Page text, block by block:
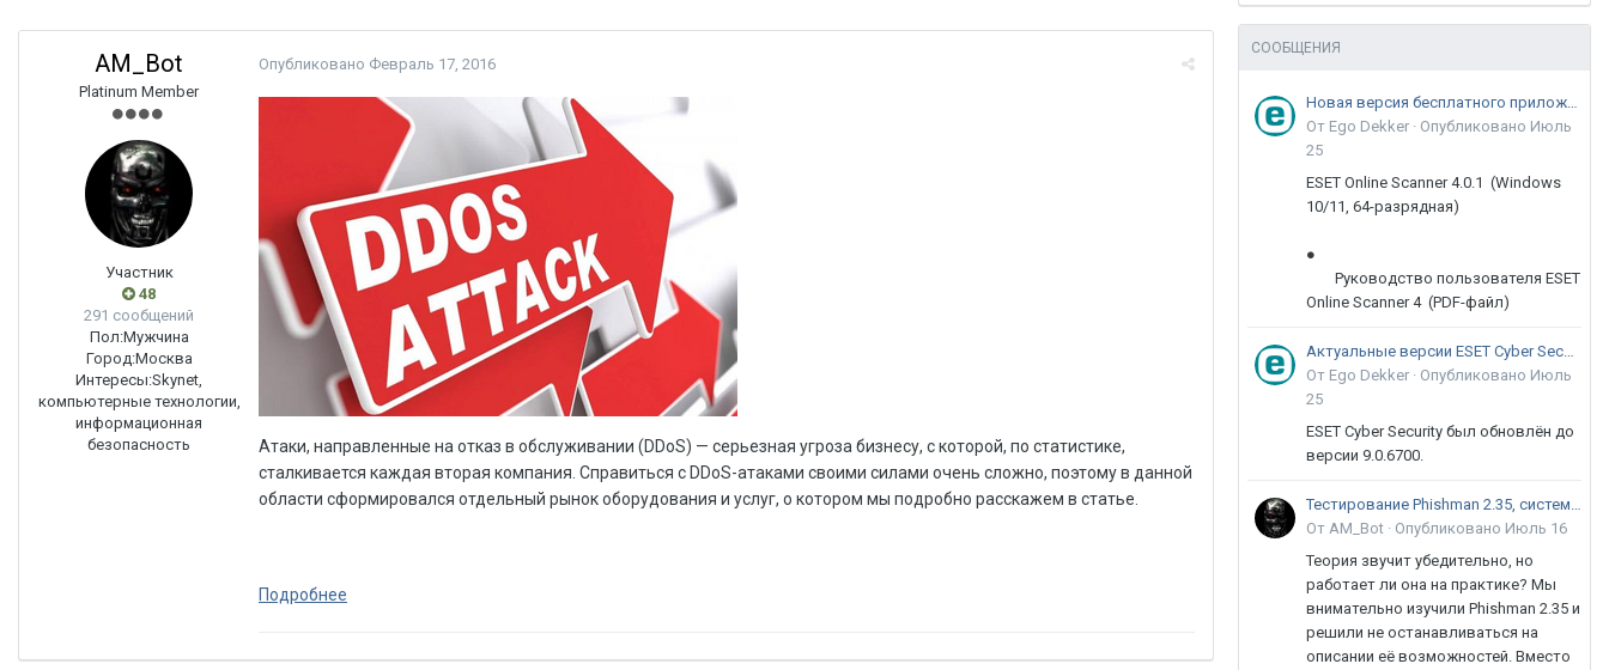
AM_Bot
Platinum Member
Участник
48
291 сообщений
Пол:Мужчина
Город:Москва
Интересы:Skynet,
компьютерные технологии,
информационная
безопасность
Опубликовано Февраль 17, 2016
Атаки, направленные на отказ в обслуживании (DDoS) — серьезная угроза бизнесу, с которой, по статистике,
сталкивается каждая вторая компания. Справиться с DDoS-атаками своими силами очень сложно, поэтому в данной
области сформировался отдельный рынок оборудования и услуг, о котором мы подробно расскажем в статье.
Подробнее
СООБЩЕНИЯ
Новая версия бесплатного приложения ESET Online Scanner доступна пользователям
От Ego Dekker · Опубликовано Июль
25
ESET Online Scanner 4.0.1 (Windows
10/11, 64-разрядная)
●
Руководство пользователя ESET
Online Scanner 4 (PDF-файл)
Актуальные версии ESET Cyber Security 9
От Ego Dekker · Опубликовано Июль
25
ESET Cyber Security был обновлён до
версии 9.0.6700.
Тестирование Phishman 2.35, системы повышения осведомлённости пользователей в сфере ИБ
От AM_Bot · Опубликовано Июль 16
Теория звучит убедительно, но
работает ли она на практике? Мы
внимательно изучили Phishman 2.35 и
решили не останавливаться на
описании её возможностей. Вместо